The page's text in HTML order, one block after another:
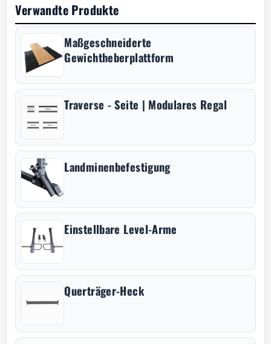
Verwandte Produkte
Maßgeschneiderte
Gewichtheberplattform
Traverse - Seite | Modulares Regal
Landminenbefestigung
Einstellbare Level-Arme
Querträger-Heck